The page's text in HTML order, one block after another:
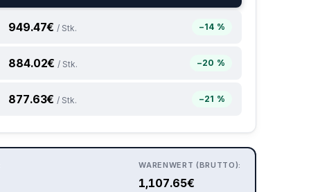
949.47€ / Stk. −14 %
884.02€ / Stk. −20 %
877.63€ / Stk. −21 %
WARENWERT (BRUTTO):
1,107.65€